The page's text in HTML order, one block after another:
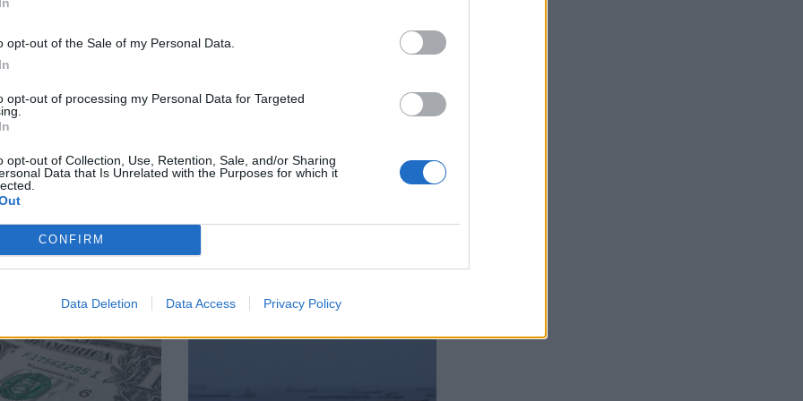
opt-out of the Sale of my Personal Data.
opt-out of processing my Personal Data for Targeted
opt-out of Collection, Use, Retention, Sale, and/or Sharing
Data that Is Unrelated with the Purposes for which it
CONFIRM
Data Deletion Data Access Privacy Policy
facebook
в: